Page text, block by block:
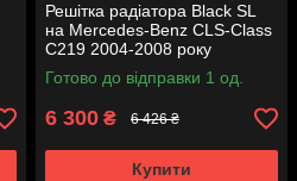
Решітка радіатора Black SL
на Mercedes-Benz CLS-Class
C219 2004-2008 року
Готово до відправки 1 од.
6 300 ₴ 6 426 ₴
Купити